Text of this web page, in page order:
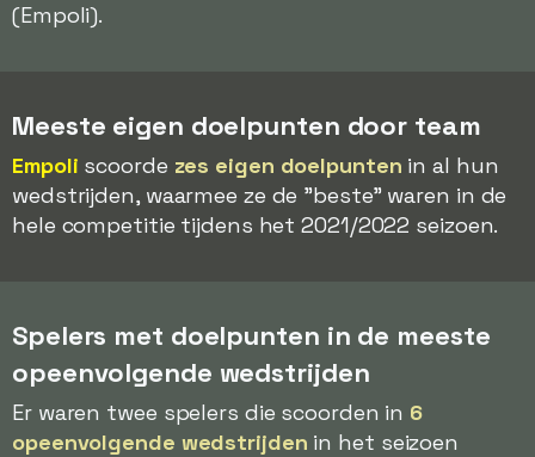
(Empoli).
Meeste eigen doelpunten door team
Empoli scoorde zes eigen doelpunten in al hun
wedstrijden, waarmee ze de "beste" waren in de
hele competitie tijdens het 2021/2022 seizoen.
Spelers met doelpunten in de meeste
opeenvolgende wedstrijden
Er waren twee spelers die scoorden in 6
opeenvolgende wedstrijden in het seizoen